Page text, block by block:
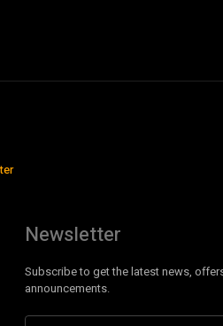
Newsletter
Subscribe to get the latest news,
announcements.